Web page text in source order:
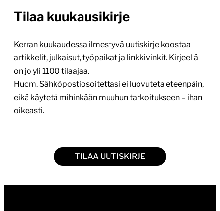
Tilaa kuukausikirje
Kerran kuukaudessa ilmestyvä uutiskirje koostaa
artikkelit, julkaisut, työpaikat ja linkkivinkit. Kirjeellä
on jo yli 1100 tilaajaa.
Huom. Sähköpostiosoitettasi ei luovuteta eteenpäin,
eikä käytetä mihinkään muuhun tarkoitukseen – ihan
oikeasti.
TILAA UUTISKIRJE